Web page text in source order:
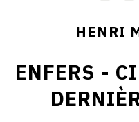
HENRI
ENFERS -